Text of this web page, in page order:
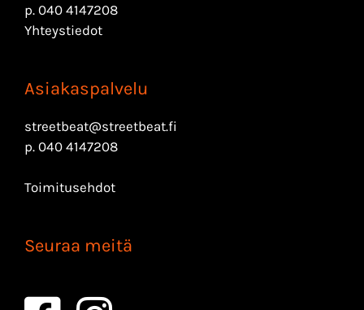
p. 040 4147208
Yhteystiedot
Asiakaspalvelu
streetbeat@streetbeat.fi
p. 040 4147208
Toimitusehdot
Seuraa meitä